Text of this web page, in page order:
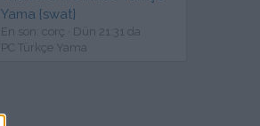
Yama {swat}
En son: corç
Dün 21:31 da
PC Türkçe Yama